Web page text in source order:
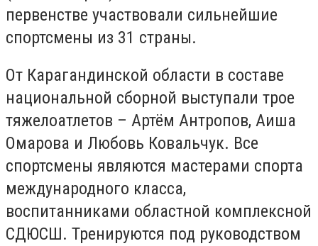
первенстве участвовали сильнейшие
спортсмены из 31 страны.
От Карагандинской области в составе
национальной сборной выступали трое
тяжелоатлетов – Артём Антропов, Аиша
Омарова и Любовь Ковальчук. Все
спортсмены являются мастерами спорта
международного класса,
воспитанниками областной комплексной
СДЮСШ. Тренируются под руководством